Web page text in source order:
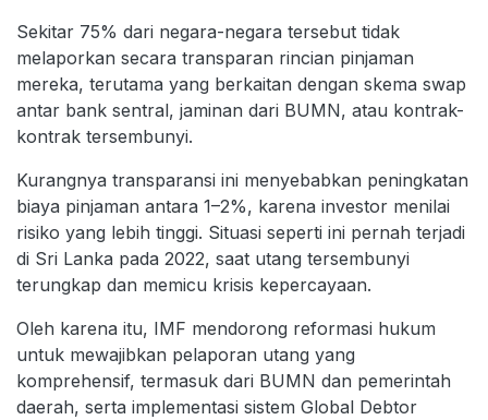
Sekitar 75% dari negara-negara tersebut tidak
melaporkan secara transparan rincian pinjaman
mereka, terutama yang berkaitan dengan skema swap
antar bank sentral, jaminan dari BUMN, atau kontrak-
kontrak tersembunyi.
Kurangnya transparansi ini menyebabkan peningkatan
biaya pinjaman antara 1–2%, karena investor menilai
risiko yang lebih tinggi. Situasi seperti ini pernah terjadi
di Sri Lanka pada 2022, saat utang tersembunyi
terungkap dan memicu krisis kepercayaan.
Oleh karena itu, IMF mendorong reformasi hukum
untuk mewajibkan pelaporan utang yang
komprehensif, termasuk dari BUMN dan pemerintah
daerah, serta implementasi sistem Global Debtor